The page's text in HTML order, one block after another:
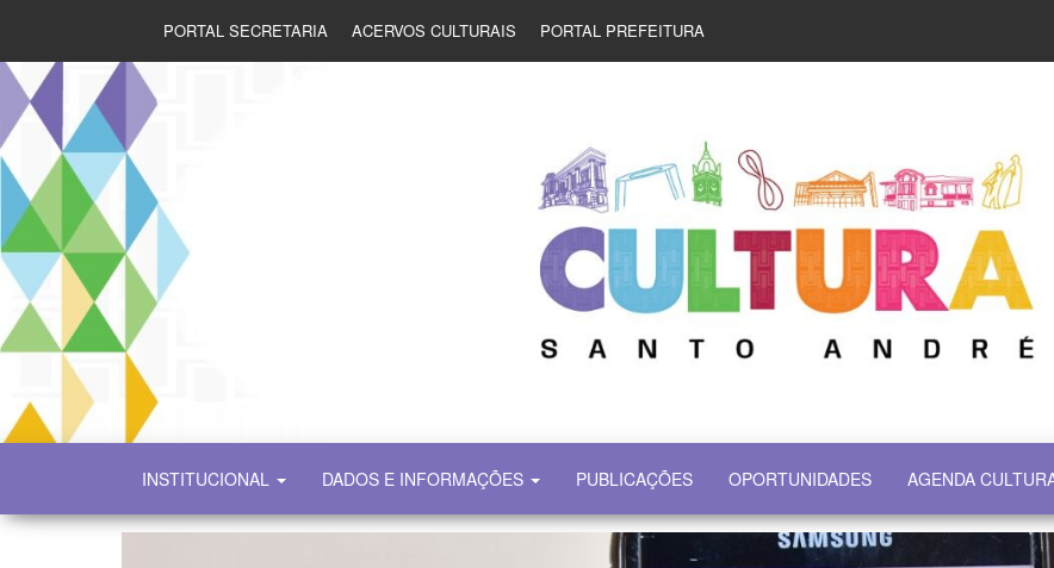
PORTAL SECRETARIA ACERVOS CULTURAIS PORTAL PREFEITURA
SECULT
INSTITUCIONAL DADOS E INFORMAÇÕES PUBLICAÇÕES OPORTUNIDADES AGENDA